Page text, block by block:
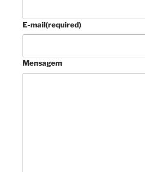
E-mail(required)
Mensagem